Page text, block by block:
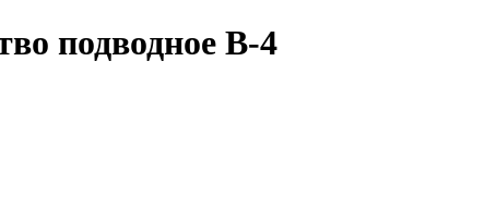
подводное B-4